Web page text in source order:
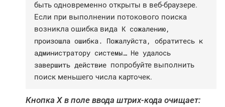
быть одновременно открыты в веб-браузере.
Если при выполнении потокового поиска
возникла ошибка вида К сожалению,
произошла ошибка. Пожалуйста, обратитесь к
администратору системы…​ Не удалось
завершить действие попробуйте выполнить
поиск меньшего числа карточек.
Кнопка X в поле ввода штрих-кода очищает: